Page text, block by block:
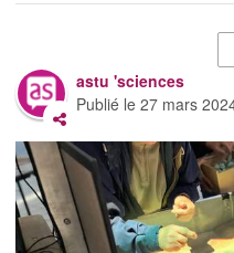
astu 'sciences
Publié le27 mars